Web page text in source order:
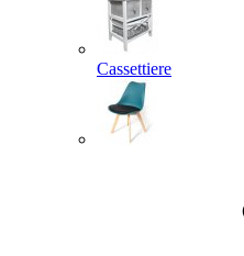
Cassettiere